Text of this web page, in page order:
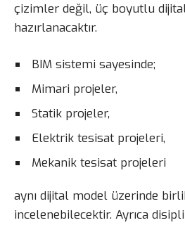
çizimler değil, üç boyutlu
hazırlanacaktır.
BIM sistemi sayesinde;
Mimari projeler,
Statik projeler,
Elektrik tesisat projeleri,
Mekanik tesisat projeleri
aynı dijital model üzerinde
incelenebilecektir. Ayrıca